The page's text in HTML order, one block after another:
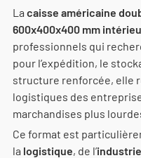
La caisse américaine
600x400x400 mm
professionnels qui
pour l’expédition, le
structure renforcée, elle
logistiques des
marchandises plus
Ce format est
la logistique, de l’industrie